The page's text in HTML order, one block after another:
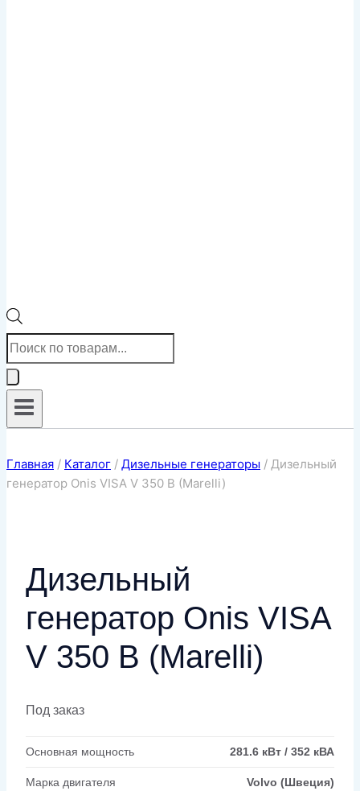
Поиск
товаров
Главная / Каталог / Дизельные генераторы / Дизельный
генератор Onis VISA V 350 B (Marelli)
Дизельный
генератор Onis VISA
V 350 B (Marelli)
Под заказ
Основная мощность 281.6 кВт / 352 кВА
Марка двигателя Volvo (Швеция)